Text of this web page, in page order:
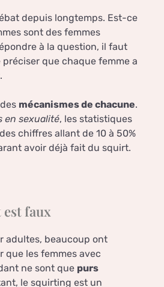
depuis longtemps. Est-ce
sont des femmes
à la question, il faut
que chaque femme a
mécanismes de chacune.
en sexualité, les statistiques
chiffres allant de 10 à 50%
avoir déjà fait du squirt.
faux
adultes, beaucoup ont
que les femmes avec
ne sont que purs
le squirting est un